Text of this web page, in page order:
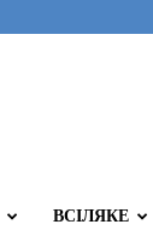
ВСІЛЯКЕ